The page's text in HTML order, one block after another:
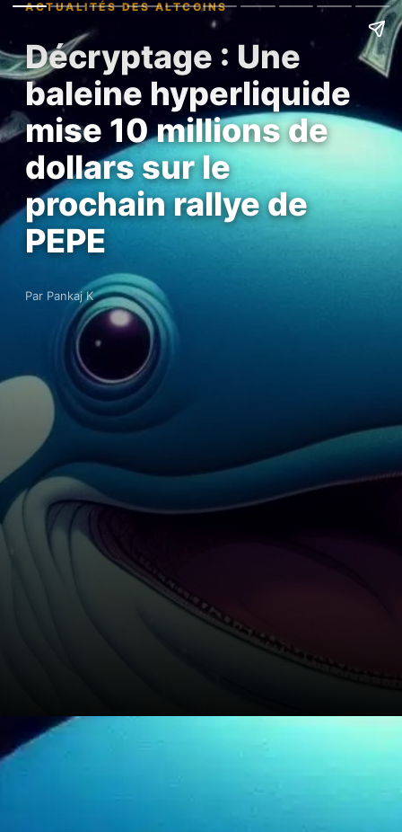
ACTUALITÉS DES ALTCOINS
Décryptage : Une
baleine hyperliquide
mise 10 millions de
dollars sur le
prochain rallye de
PEPE
Par Pankaj K